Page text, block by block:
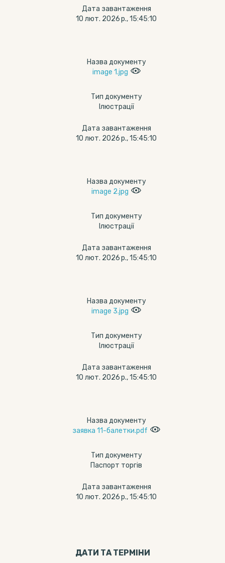
Дата завантаження
10 лют. 2026 р., 15:45:10
Назва документу
image 1.jpg
Тип документу
Ілюстрації
Дата завантаження
10 лют. 2026 р., 15:45:10
Назва документу
image 2.jpg
Тип документу
Ілюстрації
Дата завантаження
10 лют. 2026 р., 15:45:10
Назва документу
image 3.jpg
Тип документу
Ілюстрації
Дата завантаження
10 лют. 2026 р., 15:45:10
Назва документу
заявка 11-балетки.pdf
Тип документу
Паспорт торгів
Дата завантаження
10 лют. 2026 р., 15:45:10
ДАТИ ТА ТЕРМIНИ